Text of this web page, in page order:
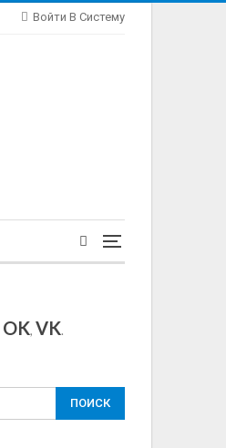
Войти В Систему
OK, VK.